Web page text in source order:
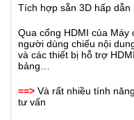
Tích hợp sẵn 3D hấp dẫn
Qua cổng HDMI của Máy
người dùng chiếu nội
và các thiết bị hỗ trợ
bảng…
==> Và rất nhiều tính
tư vấn